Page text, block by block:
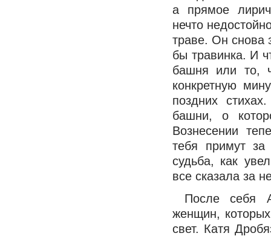
а прямое
нечто
траве. Он снова
бы травинка. И
башня или то,
конкретную
поздних
башни, о
Вознесении
тебя примут
судьба, как
все сказала за
После себя
женщин,
свет. Катя